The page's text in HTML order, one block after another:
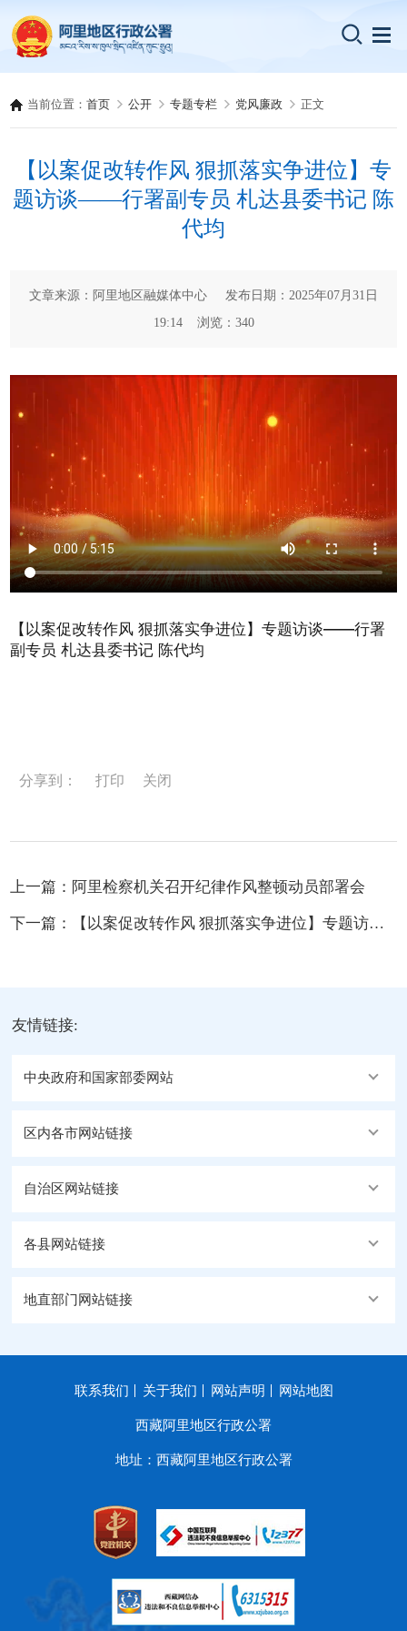
当前位置：首页 公开 专题专栏 党风廉政 正文
【以案促改转作风 狠抓落实争进位】专
题访谈——行署副专员 札达县委书记 陈
代均
文章来源：阿里地区融媒体中心 发布日期：2025年07月31日
19:14 浏览： 340
【以案促改转作风 狠抓落实争进位】专题访谈——行署
副专员 札达县委书记 陈代均
分享到： 打印 关闭
上一篇： 阿里检察机关召开纪律作风整顿动员部署会
下一篇： 【以案促改转作风 狠抓落实争进位】专题访谈—— 人大地工委副主任 改则县委书记王伟
友情链接:
中央政府和国家部委网站
区内各市网站链接
自治区网站链接
各县网站链接
地直部门网站链接
联系我们 关于我们 网站声明 网站地图
西藏阿里地区行政公署
地址：西藏阿里地区行政公署